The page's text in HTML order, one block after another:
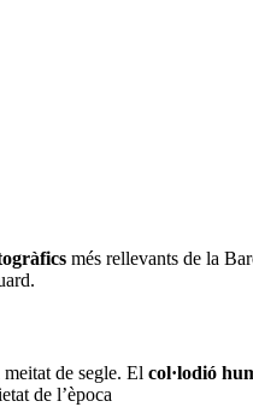
més rellevants de la
de segle. El col·lodió
de l’època